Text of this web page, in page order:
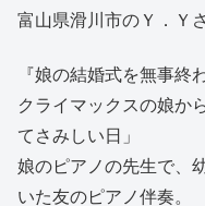
富山県滑川市のＹ．Ｙさ
『娘の結婚式を無事終
クライマックスの娘か
てさみしい日」
娘のピアノの先生で、
いた友のピアノ伴奏。